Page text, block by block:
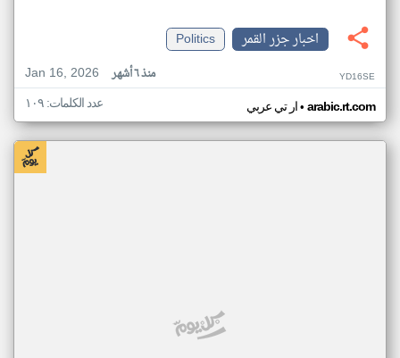
اخبار جزر القمر
Politics
Jan 16, 2026
منذ ٦ أشهر YD16SE
ار تي عربي• arabic.rt.com عدد الكلمات: ١٠٩